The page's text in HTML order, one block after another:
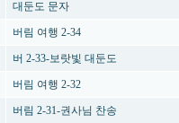
대둔도 문자
버림 여행 2-34
버 2-33-보랏빛 대둔도
버림 여행 2-32
버림 2-31-권사님 찬송